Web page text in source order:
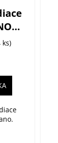
ks)